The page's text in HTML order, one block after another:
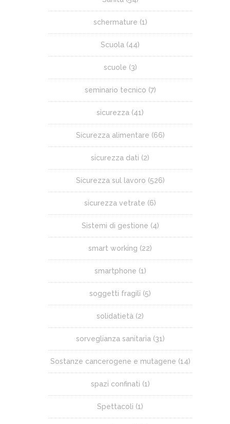
schermature (1)
Scuola (44)
scuole (3)
seminario tecnico (7)
sicurezza (41)
Sicurezza alimentare (66)
sicurezza dati (2)
Sicurezza sul lavoro (526)
sicurezza vetrate (6)
Sistemi di gestione (4)
smart working (22)
smartphone (1)
soggetti fragili (5)
solidatietà (2)
sorveglianza sanitaria (31)
Sostanze cancerogene e mutagene (14)
spazi confinati (1)
Spettacoli (1)